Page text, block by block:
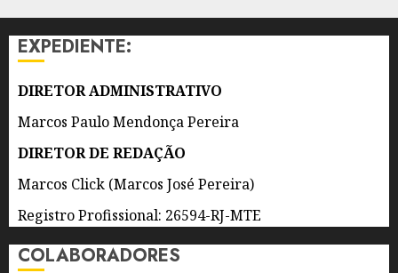
FEIRA
7 DE
AGOSTO
0
EXPEDIENTE:
DIRETOR ADMINISTRATIVO
Marcos Paulo Mendonça Pereira
DIRETOR DE REDAÇÃO
Marcos Click (Marcos José Pereira)
Registro Profissional: 26594-RJ-MTE
COLABORADORES